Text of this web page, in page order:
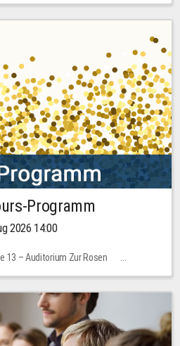
Programm
2026 14:00
13 – Auditorium Zur Rosen